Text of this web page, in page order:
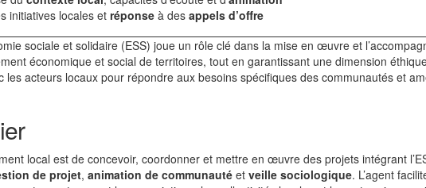
initiatives locales et réponse à des appels d’offre
sociale et solidaire (ESS) joue un rôle clé dans la mise en œuvre et
économique et social de territoires, tout en garantissant une dimension
acteurs locaux pour répondre aux besoins spécifiques des communautés et
local est de concevoir, coordonner et mettre en œuvre des projets intégrant
de projet, animation de communauté et veille sociologique. L’agent